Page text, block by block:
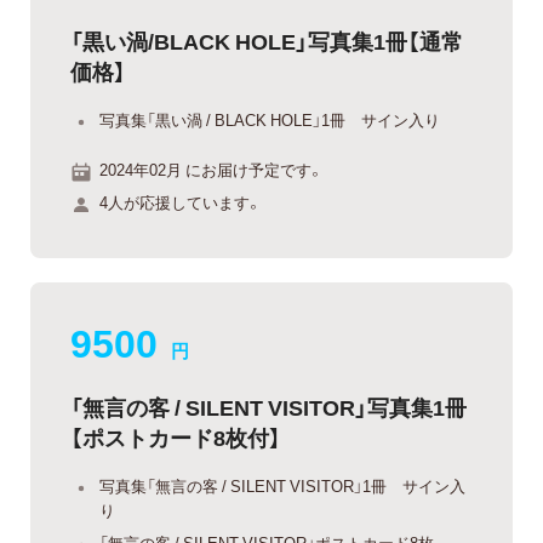
「黒い渦/BLACK HOLE」写真集1冊【通常
価格】
写真集「黒い渦 / BLACK HOLE」1冊 サイン入り
2024年02月 にお届け予定です。
4人が応援しています。
9500 円
「無言の客 / SILENT VISITOR」写真集1冊
【ポストカード8枚付】
写真集「無言の客 / SILENT VISITOR」1冊 サイン入
り